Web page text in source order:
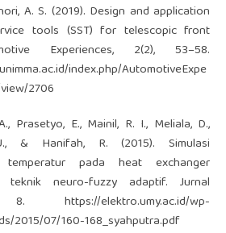
A. S. (2019). Design and application
tools (SST) for telescopic front
Experiences, 2(2), 53–58.
index.php/AutomotiveExpe
2706
Prasetyo, E., Mainil, R. I., Meliala, D.,
& Hanifah, R. (2015). Simulasi
temperatur pada heat exchanger
teknik neuro-fuzzy adaptif. Jurnal
8.https://elektro.umy.ac.id/wp-
2015/07/160-168_syahputra.pdf